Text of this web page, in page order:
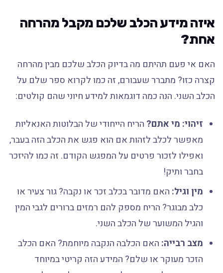
איזה מידע הכלב שלכם מקבל מהרחה
אחת?
האם אי פעם תהיתם מה בדיוק הכלב שלכם מבין מהרחה
קצרה כזו? מתברר שעבורם, זה כמו לקרוא ספר שלם על
הכלב השני. הנה כמה דוגמאות למידע חיוני שהם קולטים:
זיהוי: מי אתם?הריח הייחודי של הבלוטות האנאליות
מאפשר לכלב לזהות אם הוא פגש את הכלב הזה בעבר,
ואפילו לזכור פרטים על המפגש הקודם. זה כמו להיזכר
בחבר ותיק!
מין וגיל:האם מדובר בכלב זכר או נקבה? גור צעיר או
כלב מבוגר? הריח מספק להם רמזים ברורים לגבי המין
והגיל המשוער של הכלב השני.
מצב רבייה:האם הכלבה הנקבה מיוחמת? האם הכלב
הזכר מעוקר או שלם? המידע הזה קריטי במיוחד